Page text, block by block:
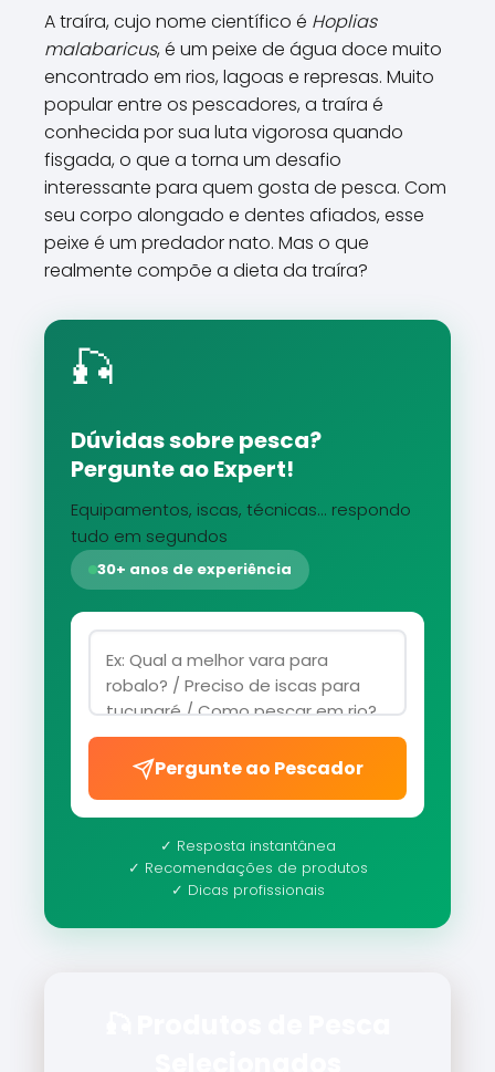
A traíra, cujo nome científico é Hoplias
malabaricus, é um peixe de água doce muito
encontrado em rios, lagoas e represas. Muito
popular entre os pescadores, a traíra é
conhecida por sua luta vigorosa quando
fisgada, o que a torna um desafio
interessante para quem gosta de pesca. Com
seu corpo alongado e dentes afiados, esse
peixe é um predador nato. Mas o que
realmente compõe a dieta da traíra?
🎣
Dúvidas sobre pesca?
Pergunte ao Expert!
Equipamentos, iscas, técnicas... respondo
tudo em segundos
30+ anos de experiência
Pergunte ao Pescador
✓ Resposta instantânea
✓ Recomendações de produtos
✓ Dicas profissionais